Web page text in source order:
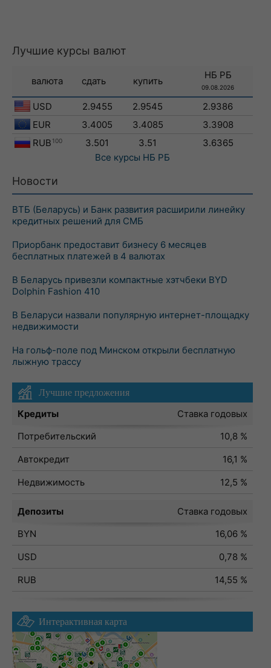
Лучшие курсы валют
валюта сдать купить
НБ РБ
09.08.2026
USD 2.9455 2.9545
2.9386
EUR
3.4005 3.4085
3.3908
RUB 100 3.501 3.51
3.6365
Все курсы НБ РБ
Новости
ВТБ (Беларусь) и Банк развития расширили линейку
кредитных решений для СМБ
Приорбанк предоставит бизнесу 6 месяцев
бесплатных платежей в 4 валютах
В Беларусь привезли компактные хэтчбеки BYD
Dolphin Fashion 410
В Беларуси назвали популярную интернет-площадку
недвижимости
На гольф-поле под Минском открыли бесплатную
лыжную трассу
Лучшие предложения
Кредиты
Ставка годовых
Потребительский
10,8 %
Автокредит
16,1 %
Недвижимость
12,5 %
Депозиты
Ставка годовых
BYN
16,06 %
USD
0,78 %
RUB
14,55 %
Интерактивная карта